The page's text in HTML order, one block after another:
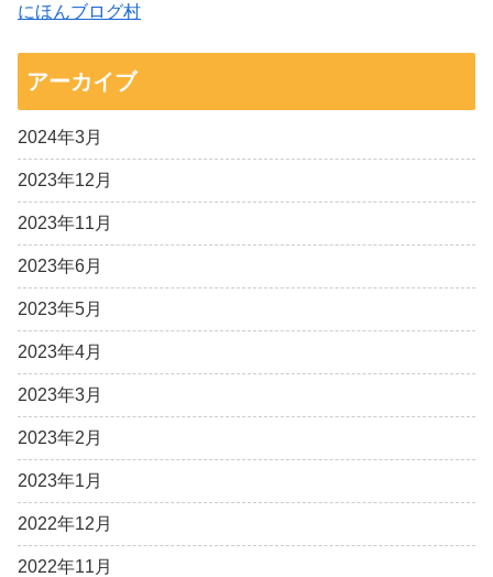
にほんブログ村
アーカイブ
2024年3月
2023年12月
2023年11月
2023年6月
2023年5月
2023年4月
2023年3月
2023年2月
2023年1月
2022年12月
2022年11月